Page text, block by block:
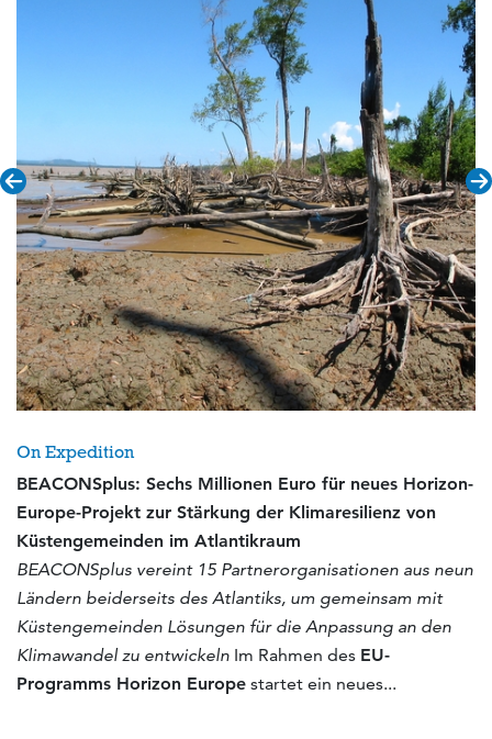
On Expedition
BEACONSplus: Sechs Millionen Euro für neues Horizon-
Europe-Projekt zur Stärkung der Klimaresilienz von
Küstengemeinden im Atlantikraum
BEACONSplus vereint 15 Partnerorganisationen aus neun
Ländern beiderseits des Atlantiks, um gemeinsam mit
Küstengemeinden Lösungen für die Anpassung an den
Klimawandel zu entwickeln Im Rahmen des EU-
Programms Horizon Europe startet ein neues...